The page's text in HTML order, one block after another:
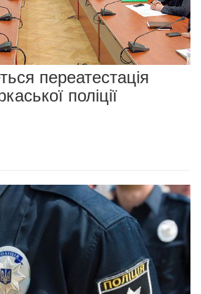
переатестація
поліції